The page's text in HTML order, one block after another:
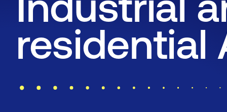
residential